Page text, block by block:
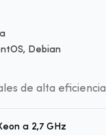
Debian
de alta eficiencia
a 2,7 GHz